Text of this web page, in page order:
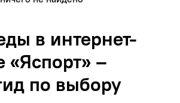
в интернет-
«Яспорт» –
по выбору